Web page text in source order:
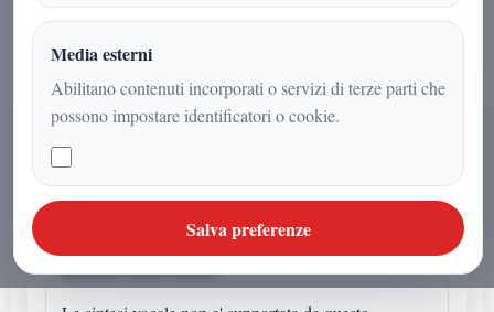
AUDIO ARTICOLO
Ascolta o avvia la sintesi
Se l'articolo non ha un audio dedicato puoi avviare la
lettura sintetica dal browser.
Sintesi vocale browser
Media esterni
Abilitano contenuti incorporati o servizi di terze parti che
possono impostare identificatori o cookie.
Salva preferenze